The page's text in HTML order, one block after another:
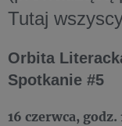
Tutaj
Orbita
Spotkanie #5
16 czerwca, godz.